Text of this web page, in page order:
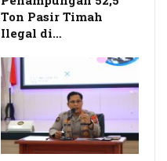
Ton Pasir Timah
Ilegal di…